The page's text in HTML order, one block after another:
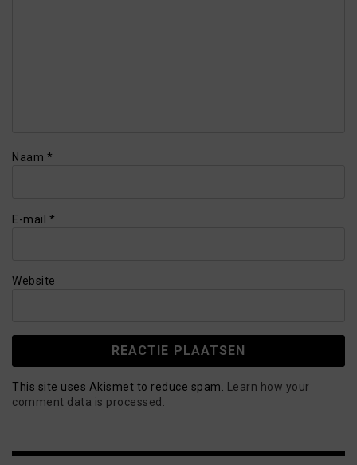
Naam *
E-mail *
Website
This site uses Akismet to reduce spam.
Learn how your
comment data is processed.